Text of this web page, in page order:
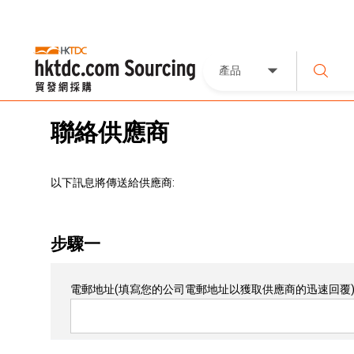
產品
聯絡供應商
以下訊息將傳送給供應商:
步驟一
電郵地址(填寫您的公司電郵地址以獲取供應商的迅速回覆)